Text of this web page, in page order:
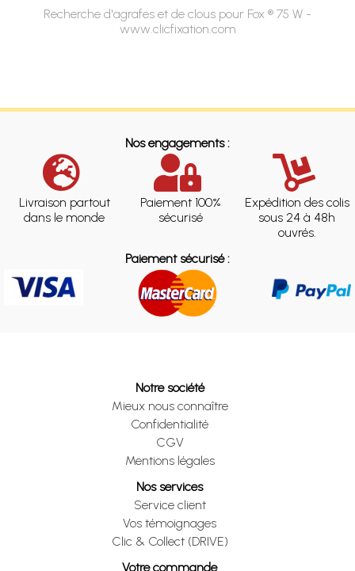
Recherche d'agrafes et de clous pour Fox ® 75 W -
www.clicfixation.com
Nos engagements :
Livraison partout
dans le monde
Paiement 100%
sécurisé
Expédition des colis
sous 24 à 48h
ouvrés.
Paiement sécurisé :
Notre société
Mieux nous connaître
Confidentialité
CGV
Mentions légales
Nos services
Service client
Vos témoignages
Clic & Collect (DRIVE)
Votre commande